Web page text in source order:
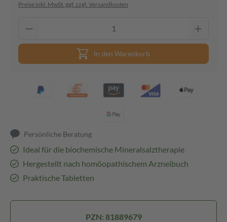
Preise inkl. MwSt. ggf. zzgl. Versandkosten
In den Warenkorb
Persönliche Beratung
Ideal für die biochemische Mineralsalztherapie
Hergestellt nach homöopathischem Arzneibuch
Praktische Tabletten
PZN: 81889679